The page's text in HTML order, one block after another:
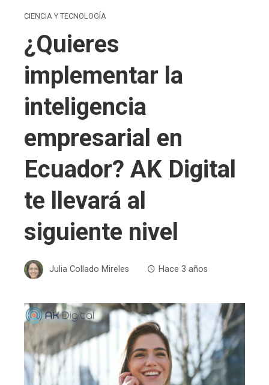
CIENCIA Y TECNOLOGÍA
¿Quieres
implementar la
inteligencia
empresarial en
Ecuador? AK Digital
te llevará al
siguiente nivel
Julia Collado Mireles Hace 3 años